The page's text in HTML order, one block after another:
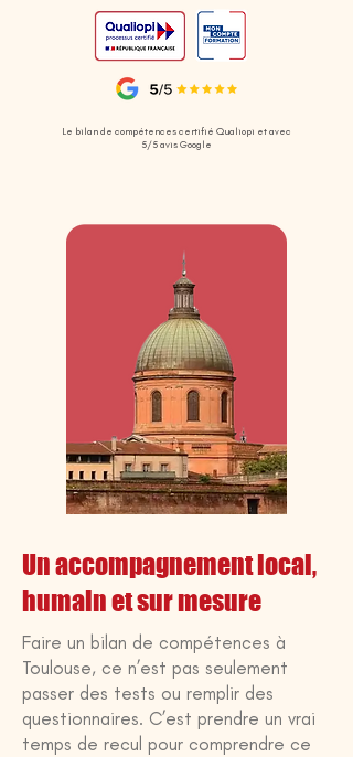
Le bilan de compétences certifié Qualiopi et avec
5/5 avis Google
Un accompagnement local,
humain et sur mesure
Faire un bilan de compétences à
Toulouse, ce n’est pas seulement
passer des tests ou remplir des
questionnaires. C’est prendre un vrai
temps de recul pour comprendre ce